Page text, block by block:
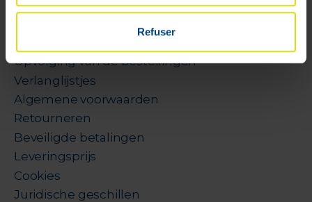
Refuser
Profiel
Opvolging van de bestellingen
Verlanglijstjes
Algemene voorwaarden
Retourneren
Beveiligde betalingen
Leveringsprijs
Cookies
Juridische geschillen